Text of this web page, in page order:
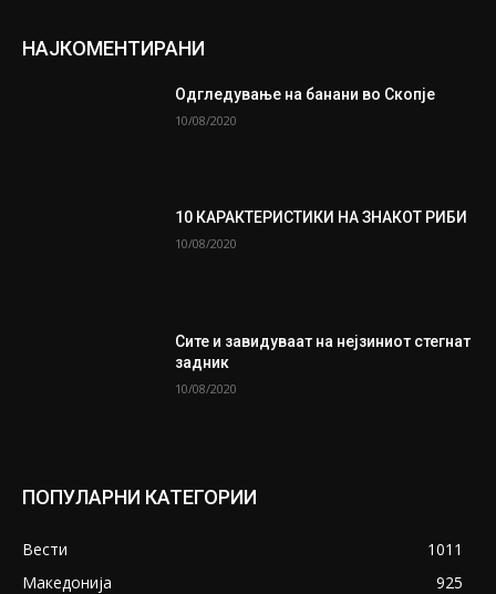
НАЈКОМЕНТИРАНИ
Одгледување на банани во Скопје
10/08/2020
10 КАРАКТЕРИСТИКИ НА ЗНАКОТ РИБИ
10/08/2020
Сите и завидуваат на нејзиниот стегнат
задник
10/08/2020
ПОПУЛАРНИ КАТЕГОРИИ
Вести
1011
Македонија
925